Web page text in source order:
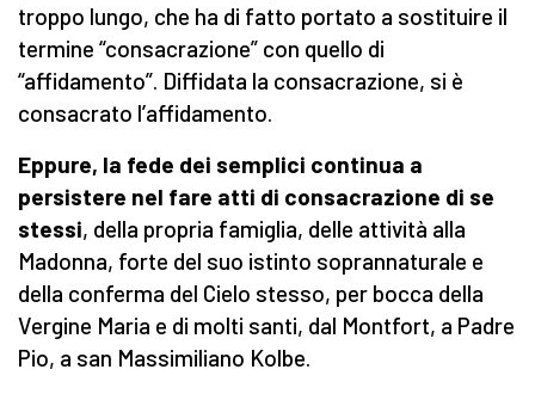
troppo lungo, che ha di fatto portato a sostituire il
termine “consacrazione” con quello di
“affidamento”. Diffidata la consacrazione, si è
consacrato l’affidamento.
Eppure, la fede dei semplici continua a
persistere nel fare atti di consacrazione di se
stessi, della propria famiglia, delle attività alla
Madonna, forte del suo istinto soprannaturale e
della conferma del Cielo stesso, per bocca della
Vergine Maria e di molti santi, dal Montfort, a Padre
Pio, a san Massimiliano Kolbe.